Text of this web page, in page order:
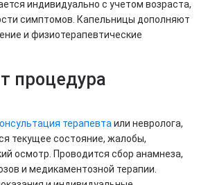
индивидуально с учетом возраста,
симптомов. Капельницы дополняют
и физиотерапевтические
процедура
терапевта или невролога,
текущее состояние, жалобы,
осмотр. Проводится сбор анамнеза,
и медикаментозной терапии.